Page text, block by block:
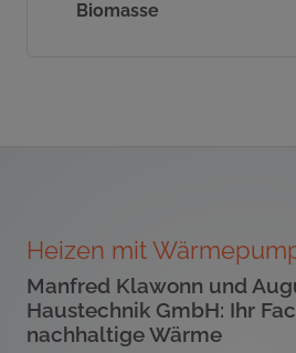
Biomasse
Heizen mit
Manfred Klawonn und
Haustechnik GmbH: Ihr
nachhaltige Wärme